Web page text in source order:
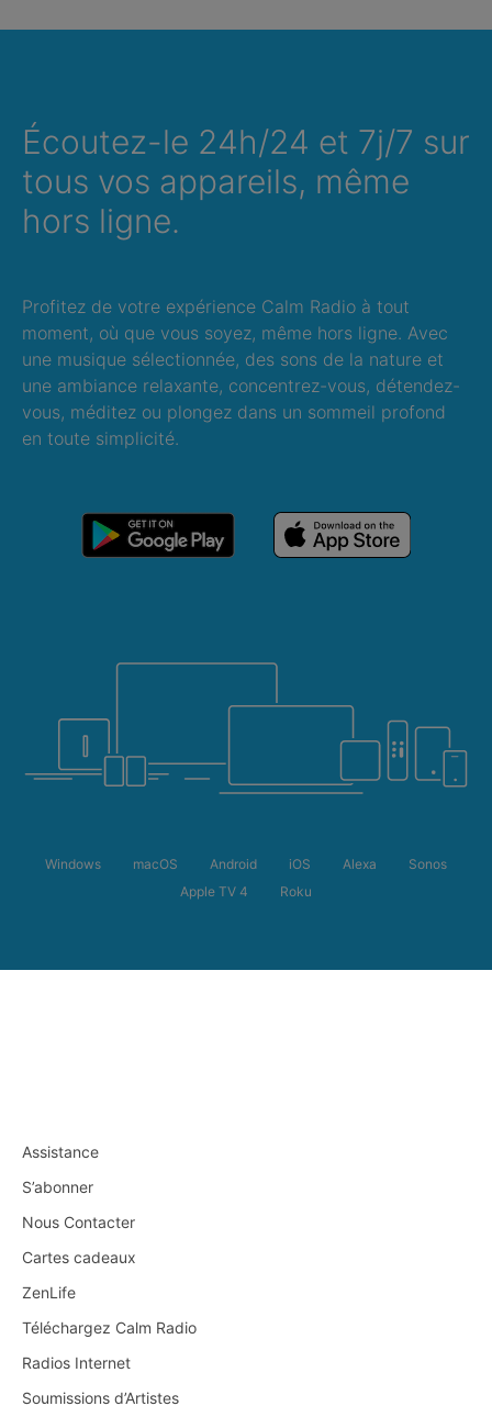
Écoutez-le 24h/24 et 7j/7 sur
tous vos appareils, même
hors ligne.
Profitez de votre expérience Calm Radio à tout
moment, où que vous soyez, même hors ligne. Avec
une musique sélectionnée, des sons de la nature et
une ambiance relaxante, concentrez-vous, détendez-
vous, méditez ou plongez dans un sommeil profond
en toute simplicité.
Windows macOS Android iOS Alexa
Sonos
Apple TV 4
Roku
Assistance
S’abonner
Nous Contacter
Cartes cadeaux
ZenLife
Téléchargez Calm Radio
Radios Internet
Soumissions d’Artistes